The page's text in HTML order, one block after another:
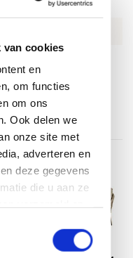
van cookies
en
om functies
om ons
Ook delen we
onze site met
adverteren en
deze gegevens
die u aan ze
Biarritz low